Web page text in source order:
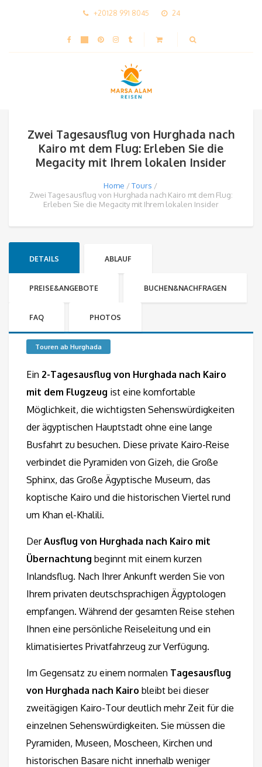
+20128 991 8045 24
Zwei Tagesausflug von Hurghada nach
Kairo mt dem Flug: Erleben Sie die
Megacity mit Ihrem lokalen Insider
Home
Tours
Zwei Tagesausflug von Hurghada nach Kairo mt dem Flug:
Erleben Sie die Megacity mit Ihrem lokalen Insider
DETAILS ABLAUF
PREISE&ANGEBOTE BUCHEN&NACHFRAGEN
FAQ PHOTOS
Touren ab Hurghada
Ein 2-Tagesausflug von Hurghada nach Kairo
mit dem Flugzeug ist eine komfortable
Möglichkeit, die wichtigsten Sehenswürdigkeiten
der ägyptischen Hauptstadt ohne eine lange
Busfahrt zu besuchen. Diese private Kairo-Reise
verbindet die Pyramiden von Gizeh, die Große
Sphinx, das Große Ägyptische Museum, das
koptische Kairo und die historischen Viertel rund
um Khan el-Khalili.
DerAusflug von Hurghada nach Kairo mit
Übernachtung beginnt mit einem kurzen
Inlandsflug. Nach Ihrer Ankunft werden Sie von
Ihrem privaten deutschsprachigen Ägyptologen
empfangen. Während der gesamten Reise stehen
Ihnen eine persönliche Reiseleitung und ein
klimatisiertes Privatfahrzeug zur Verfügung.
Im Gegensatz zu einem normalen Tagesausflug
von Hurghada nach Kairo bleibt bei dieser
zweitägigen Kairo-Tour deutlich mehr Zeit für die
einzelnen Sehenswürdigkeiten. Sie müssen die
Pyramiden, Museen, Moscheen, Kirchen und
historischen Basare nicht innerhalb weniger